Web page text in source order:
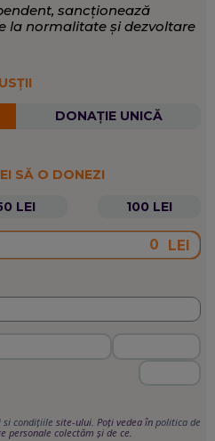
sancționează
la normalitate și dezvoltare
DONAȚIE UNICĂ
SĂ O DONEZI
LEI 100 LEI
LEI
condițiile site-ului. Poți vedea în politica de
personale colectăm și de ce.